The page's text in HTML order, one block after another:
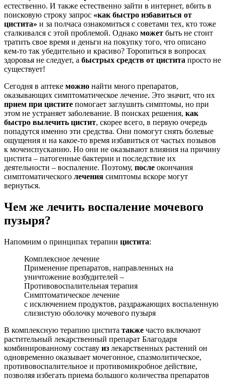
естественно. И также естественно зайти в интернет, вбить в
поисковую строку запрос «как быстро избавиться от
цистита» и за полчаса ознакомиться с советами тех, кто тоже
сталкивался с этой проблемой. Однако может быть не стоит
тратить свое время и деньги на покупку того, что описано
кем-то так убедительно и красиво? Торопиться в вопросах
здоровья не следует, а быстрых средств от цистита просто не
существует!
Сегодня в аптеке можно найти много препаратов,
оказывающих симптоматическое лечение. Это значит, что их
прием при цистите помогает заглушить симптомы, но при
этом не устраняет заболевание. В поисках решения, как
быстро вылечить цистит, скорее всего, в первую очередь
попадутся именно эти средства. Они помогут снять болевые
ощущения и на какое-то время избавиться от частых позывов
к мочеиспусканию. Но они не оказывают влияния на причину
цистита – патогенные бактерии и последствие их
деятельности – воспаление. Поэтому, после окончания
симптоматического лечения симптомы вскоре могут
вернуться.
Чем же лечить воспаление мочевого
пузыря?
Напомним о принципах терапии цистита:
Комплексное лечение
Применение препаратов, направленных на
уничтожение возбудителей –
Противовоспалительная терапия
Симптоматическое лечение
с исключением продуктов, раздражающих воспаленную
слизистую оболочку мочевого пузыря
В комплексную терапию цистита также часто включают
растительный лекарственный препарат Благодаря
комбинированному составу из лекарственных растений он
одновременно оказывает мочегонное, спазмолитическое,
противовоспалительное и противомикробное действие,
позволяя избегать приема большого количества препаратов